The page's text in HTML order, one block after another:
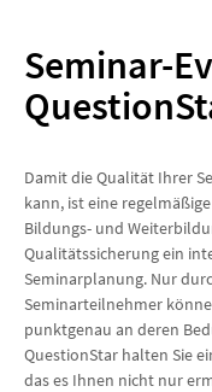
Seminar-
Damit die Qualität Ihrer
kann, ist eine
Bildungs- und
Qualitätssicherung ein
Seminarplanung. Nur
Seminarteilnehmer
punktgenau an deren
QuestionStar halten Sie
das es Ihnen nicht nur